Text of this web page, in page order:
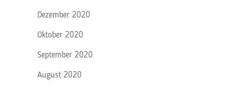
Dezember 2020
Oktober 2020
September 2020
August 2020